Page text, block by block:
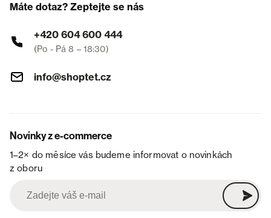
Máte dotaz? Zeptejte se nás
+420 604 600 444
(Po - Pá 8 – 18:30)
info@shoptet.cz
Novinky z e-commerce
1–2× do měsíce vás budeme informovat o novinkách
z oboru